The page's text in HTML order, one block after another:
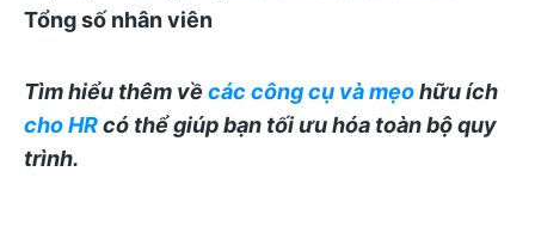
Tổng số nhân viên
Tìm hiểu thêm về các công cụ và mẹohữu ích
cho HRcó thể giúp bạn tối ưu hóa toàn bộ quy
trình.